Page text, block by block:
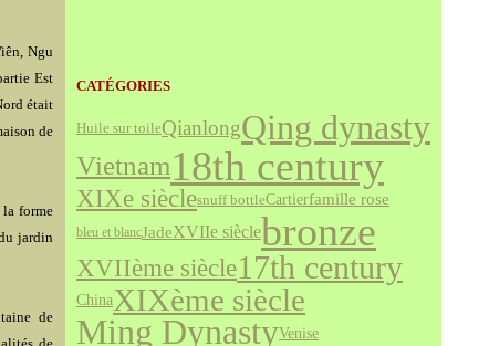
Ngu
Est
était
de
forme
jardin
de
CATÉGORIES
Huile sur toileQianlongQing dynasty
Vietnam18th century
XIXe sièclesnuff bottleCartierfamille rose
bleu et blancJadeXVIIe sièclebronze
XVIIème siècle17th century
ChinaXIXème siècle
Ming DynastyVenise